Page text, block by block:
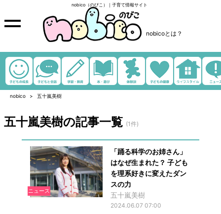
nobico（のびこ）｜子育て情報サイト
nobicoとは？
nobico 五十嵐美樹
五十嵐美樹の記事一覧 (1件)
ニュース
「踊る科学のお姉さん」
はなぜ生まれた？ 子ども
を理系好きに変えたダン
スの力
五十嵐美樹
2024.06.07 07:00